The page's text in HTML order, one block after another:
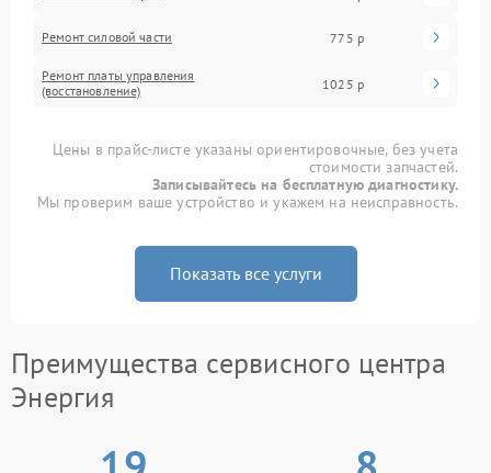
Ремонт силовой части 775 р
Ремонт платы управления
(восстановление)
1025 р
Цены в прайс-листе указаны ориентировочные, без учета
стоимости запчастей.
Записывайтесь на бесплатную диагностику.
Мы проверим ваше устройство и укажем на неисправность.
Показать все услуги
Преимущества сервисного центра
Энергия